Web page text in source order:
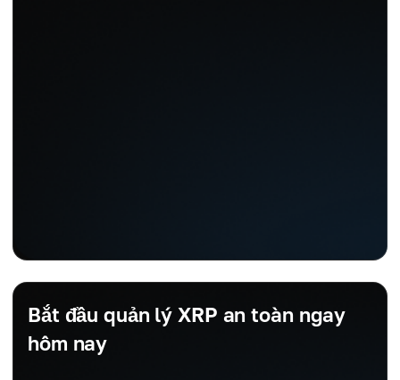
Bắt đầu quản lý XRP an toàn ngay
hôm nay